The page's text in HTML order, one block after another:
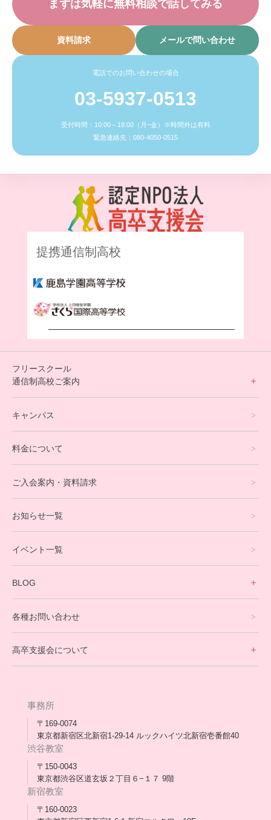
まずは気軽に無料相談で話してみる
資料請求 メールで問い合わせ
電話でのお問い合わせの場合
03-5937-0513
受付時間：10:00～18:00（月~金）※時間外は有料
緊急連絡先：080-4050-0515
提携通信制高校
フリースクール
通信制高校ご案内
オンラインコース
eスポーツコース
就労支援コース
英会話・海外留学コース
寮生活サポート
卒業生の今
[家庭訪問カウンセリング]
キャンパス
料金について
ご入会案内・資料請求
お知らせ一覧
イベント一覧
BLOG
保護者交流だより一覧
会長コラム一覧
各種お問い合わせ
高卒支援会について
メディア出演
スタッフ紹介
合格・進路実績
事務所
〒169-0074
東京都新宿区北新宿1-29-14 ルックハイツ北新宿壱番館40
渋谷教室
〒150-0043
東京都渋谷区道玄坂２丁目６−１７ 9階
新宿教室
〒160-0023